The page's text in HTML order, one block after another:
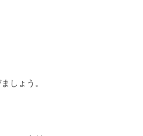
しょう。